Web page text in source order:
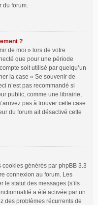
du forum.
?
de moi » lors de votre
que pour une période
soit utilisé par quelqu’un
la case « Se souvenir de
n’est pas recommandé si
public, comme une librairie,
pas à trouver cette case
du forum ait désactivé cette
cookies générés par phpBB 3.3
connexion au forum. Les
le statut des messages (s’ils
a été activée par un
des problèmes récurrents de